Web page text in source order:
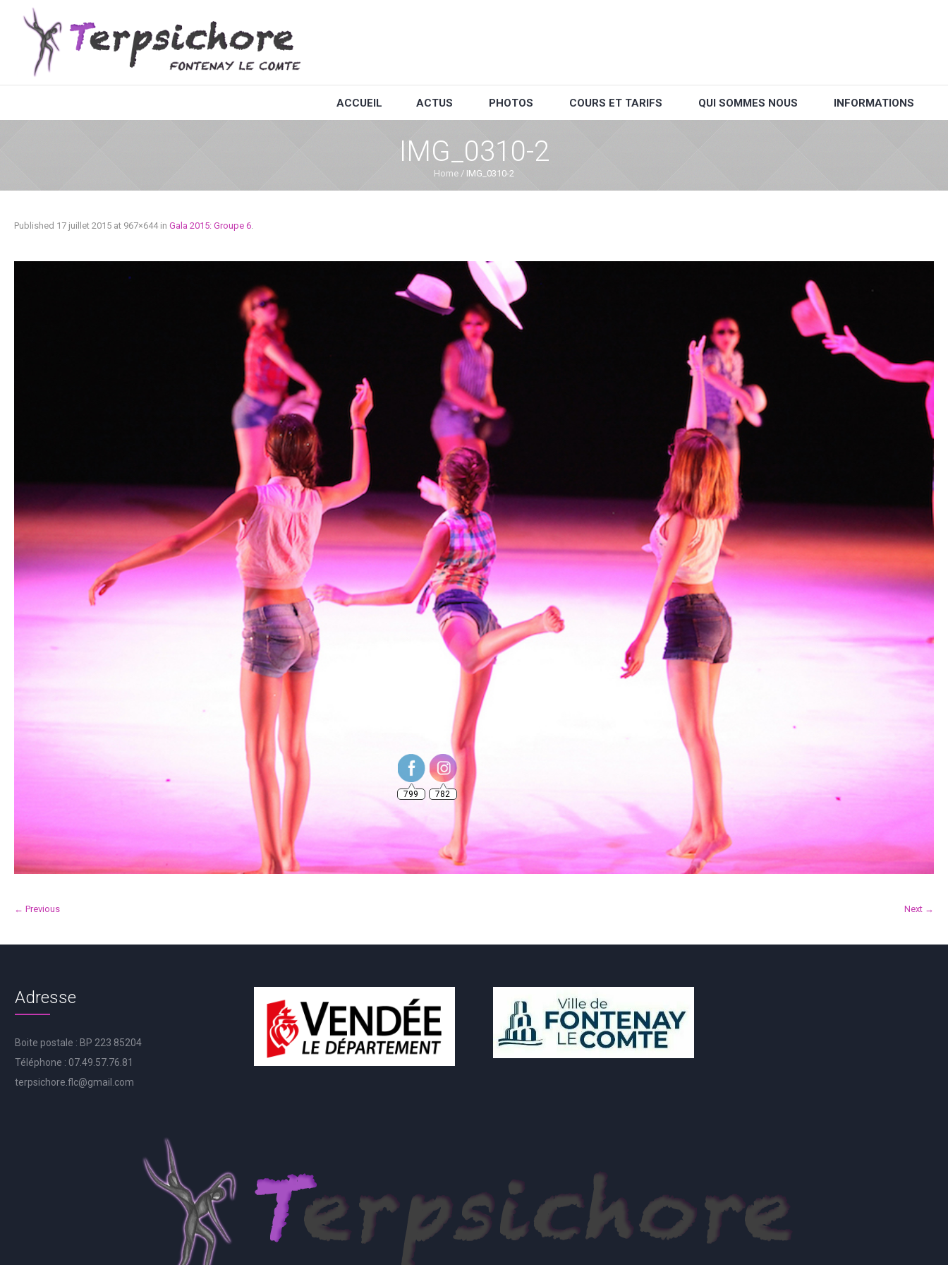
ACCUEIL ACTUS PHOTOS COURS ET TARIFS QUI SOMMES NOUS INFORMATIONS
IMG_0310-2
Home / IMG_0310-2
Published 17 juillet 2015 at 967×644 in Gala 2015: Groupe 6.
← Previous Next →
Adresse
Boite postale : BP 223 85204
Téléphone : 07.49.57.76.81
terpsichore.flc@gmail.com